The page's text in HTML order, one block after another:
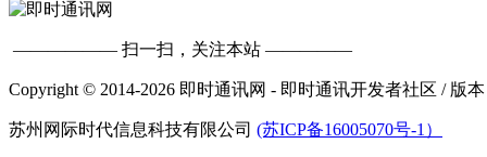
—————— 扫一扫，关注本站 —————
Copyright © 2014-2026 即时通讯网 - 即时通讯开发者社区 / 版
苏州网际时代信息科技有限公司 (苏ICP备16005070号-1）